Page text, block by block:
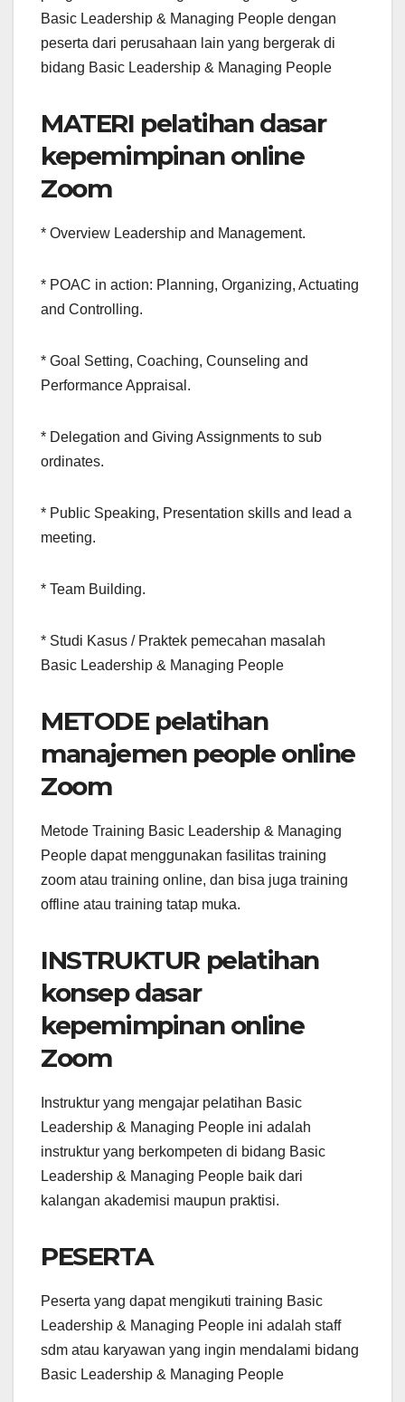
Basic Leadership & Managing People dengan
peserta dari perusahaan lain yang bergerak di
bidang Basic Leadership & Managing People
MATERI pelatihan dasar
kepemimpinan online
Zoom
* Overview Leadership and Management.
* POAC in action: Planning, Organizing, Actuating
and Controlling.
* Goal Setting, Coaching, Counseling and
Performance Appraisal.
* Delegation and Giving Assignments to sub
ordinates.
* Public Speaking, Presentation skills and lead a
meeting.
* Team Building.
* Studi Kasus / Praktek pemecahan masalah
Basic Leadership & Managing People
METODE pelatihan
manajemen people online
Zoom
Metode Training Basic Leadership & Managing
People dapat menggunakan fasilitas training
zoom atau training online, dan bisa juga training
offline atau training tatap muka.
INSTRUKTUR pelatihan
konsep dasar
kepemimpinan online
Zoom
Instruktur yang mengajar pelatihan Basic
Leadership & Managing People ini adalah
instruktur yang berkompeten di bidang Basic
Leadership & Managing People baik dari
kalangan akademisi maupun praktisi.
PESERTA
Peserta yang dapat mengikuti training Basic
Leadership & Managing People ini adalah staff
sdm atau karyawan yang ingin mendalami bidang
Basic Leadership & Managing People